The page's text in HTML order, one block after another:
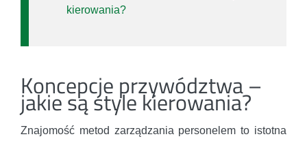
kierowania?
Koncepcje przywództwa –
jakie są style kierowania?
Znajomość metod zarządzania personelem to istotna